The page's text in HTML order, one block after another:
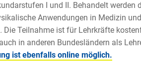
I und II. Behandelt werden
Anwendungen in Medizin
Teilnahme ist für Lehrkräfte
in anderen Bundesländern als
ist ebenfalls online möglich.